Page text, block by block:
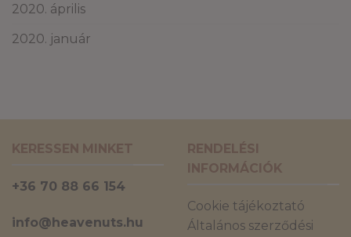
2020. április
2020. január
KERESSEN MINKET
+36 70 88 66 154
info@heavenuts.hu
RENDELÉSI
INFORMÁCIÓK
Cookie tájékoztató
Általános szerződési